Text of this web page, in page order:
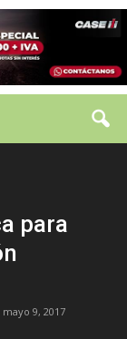
para
mayo 9, 2017